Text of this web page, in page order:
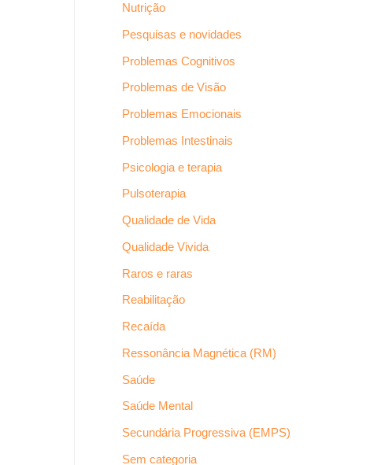
Nutrição
Pesquisas e novidades
Problemas Cognitivos
Problemas de Visão
Problemas Emocionais
Problemas Intestinais
Psicologia e terapia
Pulsoterapia
Qualidade de Vida
Qualidade Vivida
Raros e raras
Reabilitação
Recaída
Ressonância Magnética (RM)
Saúde
Saúde Mental
Secundária Progressiva (EMPS)
Sem categoria